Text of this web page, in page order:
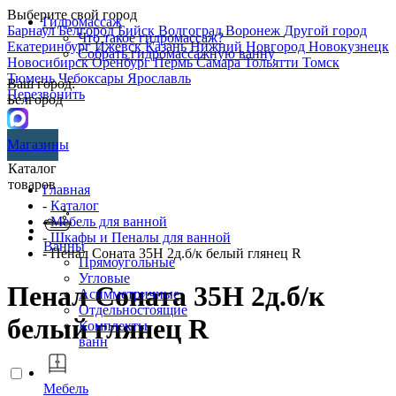
Выберите свой город
БарнаулБелгородБийск ВолгоградВоронеж Другой город
ЕкатеринбургИжевскКазаньНижний Новгород Новокузнецк
НовосибирскОренбургПермьСамараТольятти Томск
ТюменьЧебоксары Ярославль
Перезвонить
Гидромассаж
Что такое гидромассаж?
Собрать гидромассажную ванну
Ваш город:
Белгород
Магазины
Каталог
товаров
Ванны
Прямоугольные
Угловые
Асимметричные
Отдельностоящие
Комплекты
ванн
Мебель
Главная
- Каталог
-Мебель для ванной
- Шкафы и Пеналы для ванной
- Пенал Соната 35Н 2д.б/к белый глянец R
Пенал Соната 35Н 2д.б/к
белый глянец R